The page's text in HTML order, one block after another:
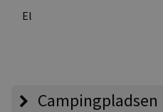
El
Campingpladsen